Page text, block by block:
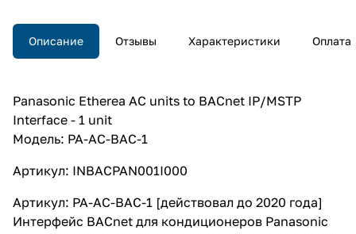
Описание Отзывы Характеристики Оплата
Panasonic Etherea AC units to BACnet IP/MSTP
Interface - 1 unit
Модель: PA-AC-BAC-1
Артикул: INBACPAN001I000
Артикул: PA-AC-BAC-1 [действовал до 2020 года]
Интерфейс BACnet для кондиционеров Panasonic